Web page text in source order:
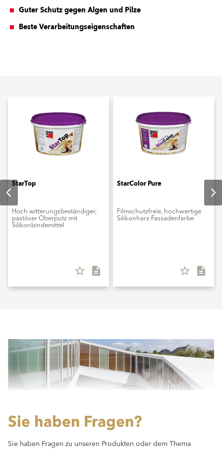
Guter Schutz gegen Algen und Pilze
Beste Verarbeitungseigenschaften
StarTop
Hoch witterungsbeständiger,
pastöser Oberputz mit
Silikonbindemittel
star_border description
StarColor Pure
Filmschutzfreie, hochwertige
Silikonharz-Fassadenfarbe
star_border description
Sie haben Fragen?
Sie haben Fragen zu unseren Produkten oder dem Thema